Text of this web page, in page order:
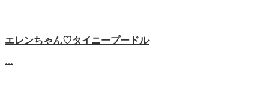
エレンちゃん♡タイニープードル